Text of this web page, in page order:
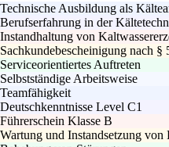
Technische Ausbildung als
Berufserfahrung in der
Instandhaltung von
Sachkundebescheinigung nach
Serviceorientiertes Auftreten
Selbstständige Arbeitsweise
Teamfähigkeit
Deutschkenntnisse Level C1
Führerschein Klasse B
Wartung und Instandsetzung von